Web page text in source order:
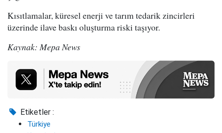
Kısıtlamalar, küresel enerji ve tarım tedarik zincirleri
üzerinde ilave baskı oluşturma riski taşıyor.
Kaynak: Mepa News
Etiketler :
Türkiye